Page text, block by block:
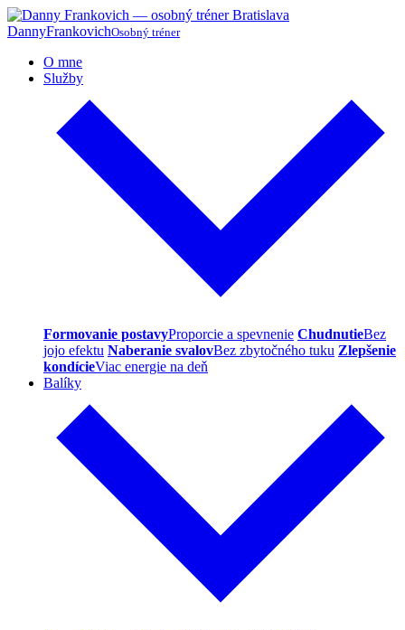
DannyFrankovichOsobný tréner
O mne
Služby
Formovanie postavyProporcie a spevnenie ChudnutieBez
jojo efektu Naberanie svalovBez zbytočného tuku Zlepšenie
kondícieViac energie na deň
Balíky